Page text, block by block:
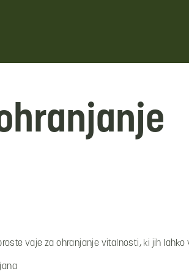
vaje za ohranjanje vitalnosti, ki jih lahko